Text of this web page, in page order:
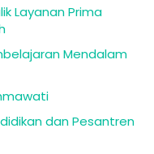
Layanan Prima
Mendalam
dan Pesantren